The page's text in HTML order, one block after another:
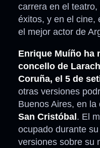
carrera en el
éxitos, y en el cine,
el mejor actor de
Enrique Muíño ha
concello de
Coruña, el 5 de
otras versiones
Buenos Aires, en la
San Cristóbal . El
ocupado durante
versiones sobre su